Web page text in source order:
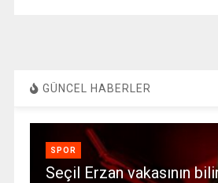
GÜNCEL HABERLER
SPOR
Seçil Erzan vakasının